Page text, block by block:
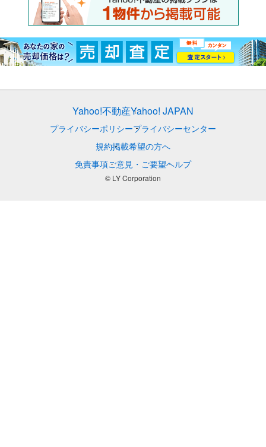
Yahoo!不動産Yahoo! JAPAN
プライバシーポリシープライバシーセンター
規約掲載希望の方へ
免責事項ご意見・ご要望ヘルプ
© LY Corporation